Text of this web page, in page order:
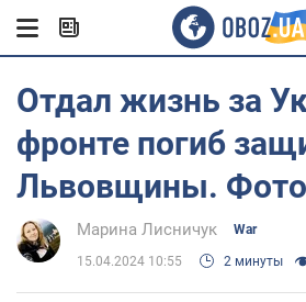
Отдал жизнь за
фронте погиб
Львовщины. Фото
Марина Лисничук War
15.04.2024 10:55 2 минуты